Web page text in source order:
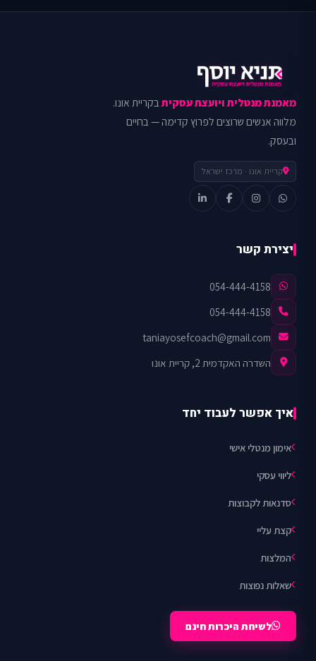
מאמנת מנטלית ויועצת עסקיתבקריית אונו.
מלווה אנשים שרוצים לפרוץ קדימה — בחיים
ובעסק.
קריית אונו · מרכז ישראל
יצירת קשר
054-444-4158
054-444-4158
taniayosefcoach@gmail.com
השדרה האקדמית 2, קריית אונו
איך אפשר לעבוד יחד
אימון מנטלי אישי
ליווי עסקי
סדנאות לקבוצות
קצת עליי
המלצות
שאלות נפוצות
לשיחת היכרות חינם